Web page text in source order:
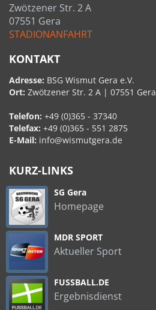
Zwötzener Str. 2 A
07551 Gera
STADIONANFAHRT
KONTAKT
Adresse: BSG Wismut Gera e.V.
Ort: Zwötzener Str. 2 A | 07551 Gera
Telefon: +49 (0)365 - 37340
Telefax: +49 (0)365 - 551 2875
E-Mail: info@wismutgera.de
KURZ-LINKS
SG Gera
Homepage
MDR SPORT
Aktueller Sport
FUSSBALL.DE
Ergebnisdienst